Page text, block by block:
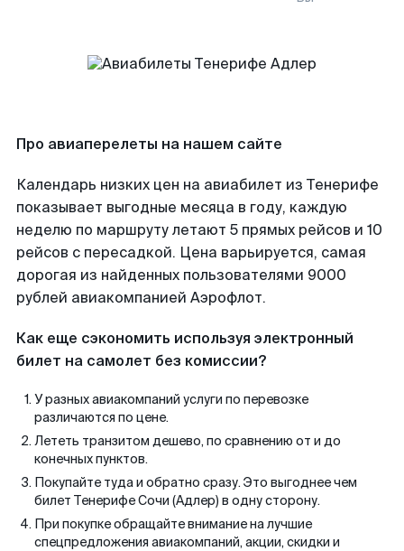
Про авиаперелеты на нашем сайте
Календарь низких цен на авиабилет из Тенерифе
показывает выгодные месяца в году, каждую
неделю по маршруту летают 5 прямых рейсов и 10
рейсов с пересадкой. Цена варьируется, самая
дорогая из найденных пользователями 9000
рублей авиакомпанией Аэрофлот.
Как еще сэкономить используя электронный
билет на самолет без комиссии?
У разных авиакомпаний услуги по перевозке
различаются по цене.
Лететь транзитом дешево, по сравнению от и до
конечных пунктов.
Покупайте туда и обратно сразу. Это выгоднее чем
билет Тенерифе Сочи (Адлер) в одну сторону.
При покупке обращайте внимание на лучшие
спецпредложения авиакомпаний, акции, скидки и